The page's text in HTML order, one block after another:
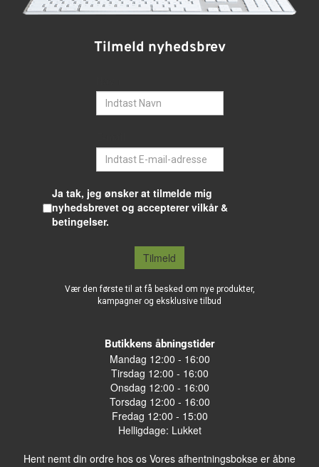
Tilmeld nyhedsbrev
Ja tak, jeg ønsker at tilmelde mig
nyhedsbrevet og accepterer vilkår &
betingelser.
Tilmeld
Vær den første til at få besked om nye produkter,
kampagner og eksklusive tilbud
Butikkens åbningstider
Mandag 12:00 - 16:00
Tirsdag 12:00 - 16:00
Onsdag 12:00 - 16:00
Torsdag 12:00 - 16:00
Fredag 12:00 - 15:00
Helligdage: Lukket
Hent nemt din ordre hos os Vores afhentningsbokse er åbne